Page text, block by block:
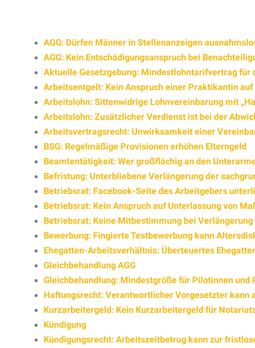
AGG: Dürfen Männer in Stellenanzeigen
AGG: Kein Entschädigungsanspruch bei
Aktuelle Gesetzgebung: Mindestlohntarifvertrag
Arbeitsentgelt: Kein Anspruch einer Praktikantin
Arbeitslohn: Sittenwidrige Lohnvereinbarung mit
Arbeitslohn: Zusätzlicher Verdienst ist bei der
Arbeitsvertragsrecht: Unwirksamkeit einer
BSG: Regelmäßige Provisionen erhöhen Elterngeld
Beamtentätigkeit: Wer großflächig an den
Befristung: Unterbliebene Verlängerung der
Betriebsrat: Facebook-Seite des Arbeitgebers
Betriebsrat: Kein Anspruch auf Unterlassung von
Betriebsrat: Keine Mitbestimmung bei
Bewerbung: Fingierte Testbewerbung kann
Ehegatten-Arbeitsverhältnis: Überteuertes
Gleichbehandlung AGG
Gleichbehandlung: Mindestgröße für Pilotinnen und
Haftungsrecht: Verantwortlicher Vorgesetzter kann
Kurzarbeitergeld: Kein Kurzarbeitergeld für
Kündigung
Kündigungsrecht: Arbeitszeitbetrug kann zur